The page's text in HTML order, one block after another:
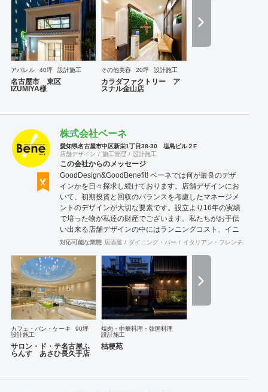
アパレル 40坪 設計施工
名古屋市 東区
IZUMIYA様
その他美容 20坪 設計施工
カラダファクトリー ア
スナル金山店
株式会社ベーネ
愛知県名古屋市中区新栄1丁目38-30 塩島ビル２F
店舗デザイン
施工管理 設計施工
この会社からのメッセージ
GoodDesign&GoodBenefit! ベーネでは何が最良のデザ
インかを日々探求し続けております。店舗デザインにお
いて、初期投資と回収のバランスを考慮したマネージメ
ントのデザインが大切な要素です。設立より16年の実績
で培った物が私達の財産でございます。私たちがお手伝
い出来る店舗デザインの中にはランニングコスト、イニ
シャルコストを考慮したデザイン、機能性、利便性が良
らの総合力が相まってGoodDesign&GoodBenefit!と言え
ると考えます。皆様に最高のデザインパフォーマンスを
お約束致します！
対応可能な業態 居酒屋 ダイニング・バー イタリアン・フレンチ
カフェ・パン・ケーキ
90坪
設計施工
サロン・ド・テ名古屋ふ
らんす あさひ長久手店
焼肉・中華料理・韓国料理
設計施工
桔梗苑